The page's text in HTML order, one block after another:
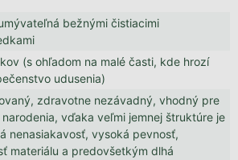
bežnými čistiacimi
(s ohľadom na malé časti, kde hrozí
udusenia)
zdravotne nezávadný, vhodný pre
vďaka veľmi jemnej štruktúre je
nenasiakavosť, vysoká pevnosť,
materiálu a predovšetkým dlhá